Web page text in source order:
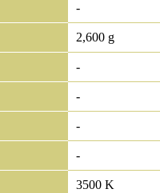
-
2,600 g
-
-
-
-
3500 K